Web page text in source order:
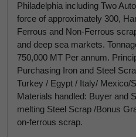
Philadelphia including Two
force of approximately 300,
Ferrous and Non-Ferrous
and deep sea markets.
750,000 MT Per annum.
Purchasing Iron and Steel
Turkey / Egypt / Italy/ Mexico/
Materials handled: Buyer and
melting Steel Scrap /Bonus
on-ferrous scrap.